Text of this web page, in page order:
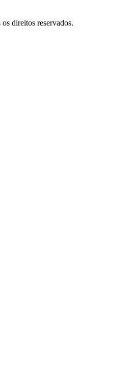
os direitos reservados.